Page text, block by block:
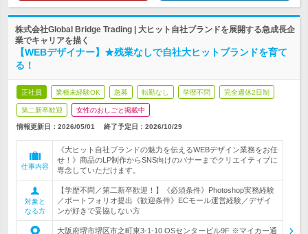
株式会社Global Bridge Trading | 大ヒット自社ブランドを展開する急成長企
業でキャリアを描く
【WEBデザイナー】★残業なしで自社大ヒットブランドを育て
る！
正社員 業種未経験OK 急募 転勤なし 学歴不問 完全週休2日制
第二新卒歓迎 女性のおしごと掲載中
情報更新日：2026/05/01 終了予定日： 2026/10/29
仕事内容
《大ヒット自社ブランドの魅力を伝えるWEBデザイン業務をお任
せ！》商品のLP制作からSNS向けのバナーまでクリエイティブに
専念していただけます。
対象と
なる方
【学歴不問／第二新卒歓迎！】《必須条件》Photoshop実務経験
／ポートフォリオ提出《歓迎条件》ECモール運営経験／デザイ
ンが好きで妥協しない方
大阪府堺市堺区市之町東3-1-10 OSセンタービル9F ※マイカー通